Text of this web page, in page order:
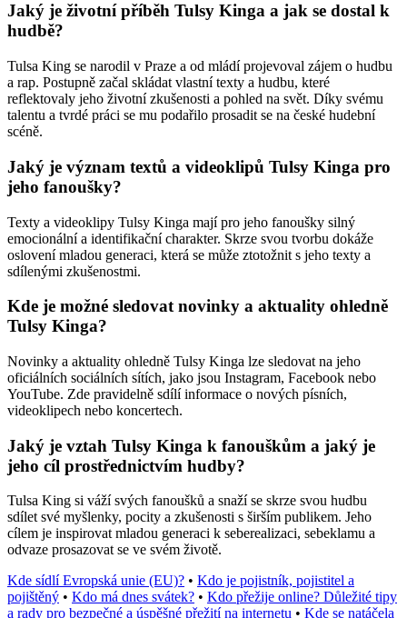
Jaký je životní příběh Tulsy Kinga a jak se dostal k
hudbě?
Tulsa King se narodil v Praze a od mládí projevoval zájem o hudbu
a rap. Postupně začal skládat vlastní texty a hudbu, které
reflektovaly jeho životní zkušenosti a pohled na svět. Díky svému
talentu a tvrdé práci se mu podařilo prosadit se na české hudební
scéně.
Jaký je význam textů a videoklipů Tulsy Kinga pro
jeho fanoušky?
Texty a videoklipy Tulsy Kinga mají pro jeho fanoušky silný
emocionální a identifikační charakter. Skrze svou tvorbu dokáže
oslovení mladou generaci, která se může ztotožnit s jeho texty a
sdílenými zkušenostmi.
Kde je možné sledovat novinky a aktuality ohledně
Tulsy Kinga?
Novinky a aktuality ohledně Tulsy Kinga lze sledovat na jeho
oficiálních sociálních sítích, jako jsou Instagram, Facebook nebo
YouTube. Zde pravidelně sdílí informace o nových písních,
videoklipech nebo koncertech.
Jaký je vztah Tulsy Kinga k fanouškům a jaký je
jeho cíl prostřednictvím hudby?
Tulsa King si váží svých fanoušků a snaží se skrze svou hudbu
sdílet své myšlenky, pocity a zkušenosti s širším publikem. Jeho
cílem je inspirovat mladou generaci k seberealizaci, sebeklamu a
odvaze prosazovat se ve svém životě.
Kde sídlí Evropská unie (EU)? • Kdo je pojistník, pojistitel a
pojištěný • Kdo má dnes svátek? • Kdo přežije online? Důležité tipy
a rady pro bezpečné a úspěšné přežití na internetu • Kde se natáčela